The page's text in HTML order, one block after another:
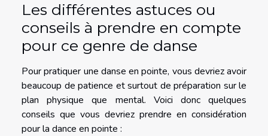
Les différentes astuces ou
conseils à prendre en compte
pour ce genre de danse
Pour pratiquer une danse en pointe, vous devriez avoir
beaucoup de patience et surtout de préparation sur le
plan physique que mental. Voici donc quelques
conseils que vous devriez prendre en considération
pour la dance en pointe :